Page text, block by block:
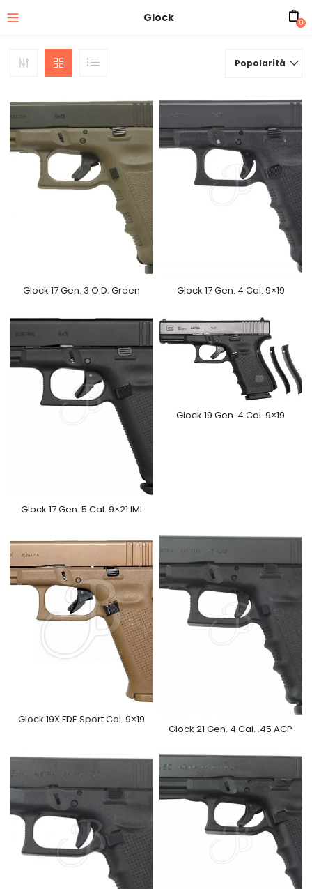
Glock 0
Popolarità
Glock 17 Gen. 3 O.D. Green Glock 17 Gen. 4 Cal. 9×19
Glock 17 Gen. 5 Cal. 9×21 IMI
Glock 19 Gen. 4 Cal. 9×19
Glock 19X FDE Sport Cal. 9×19
Glock 21 Gen. 4 Cal. .45 ACP